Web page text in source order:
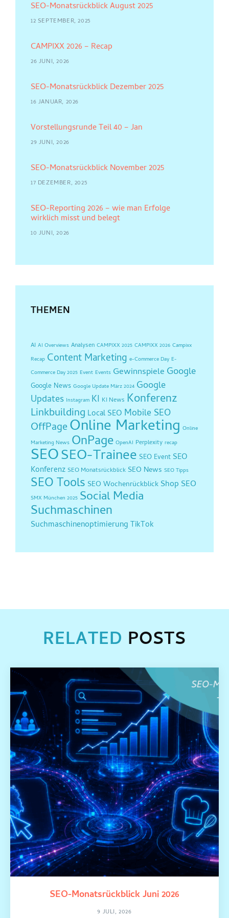
SEO-Monatsrückblick August 2025
12 SEPTEMBER, 2025
CAMPIXX 2026 – Recap
26 JUNI, 2026
SEO-Monatsrückblick Dezember 2025
16 JANUAR, 2026
Vorstellungsrunde Teil 40 – Jan
29 JUNI, 2026
SEO-Monatsrückblick November 2025
17 DEZEMBER, 2025
SEO-Reporting 2026 – wie man Erfolge
wirklich misst und belegt
10 JUNI, 2026
THEMEN
AI AI Overviews Analysen CAMPIXX 2025 CAMPIXX 2026 Campixx
Recap Content Marketing e-Commerce Day E-
Commerce Day 2025 Event Events Gewinnspiele Google
Google News Google Update März 2024 Google
Updates Instagram KI KI News Konferenz
Linkbuilding Local SEO Mobile SEO
OffPageOnline Marketing Online
Marketing News OnPage OpenAI Perplexity recap
SEOSEO-Trainee SEO Event SEO
Konferenz SEO Monatsrückblick SEO News SEO Tipps
SEO Tools SEO Wochenrückblick Shop SEO
SMX München 2025 Social Media
Suchmaschinen
Suchmaschinenoptimierung TikTok
RELATED POSTS
SEO-Monatsrückblick Juni 2026
9 JULI, 2026